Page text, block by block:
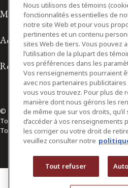
Modalités d'utilisation
Accessibilité
Relations avec les médias
© 2026 Osler, Hoskin & Harcourt
Tous droits réservés
Toronto | Montréal | Calgary |
Nous utilisons des témoins
fonctionnalités essentielles de
notre site Web et pour vous
pertinentes et un contenu
sites Web de tiers. Vous pouvez
l’utilisation de la plupart des
vos préférences dans les
Vos renseignements pourraient
avec nos partenaires
vous vous trouvez. Pour plus de
manière dont nous gérons les
de même que sur vos droits, qu’il
d’accéder à vos renseignements
les corriger ou votre droit de
veuillez consulter notre
Tout refuser